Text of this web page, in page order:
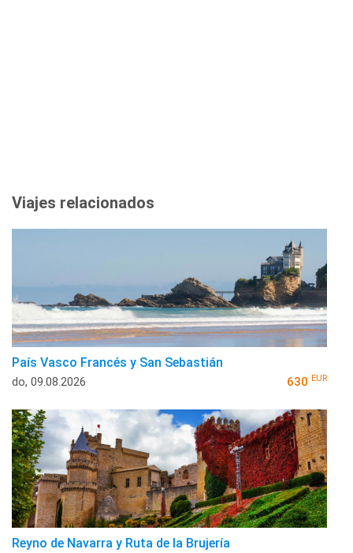
Viajes relacionados
País Vasco Francés y San Sebastián
do, 09.08.2026 630 EUR
Reyno de Navarra y Ruta de la Brujería